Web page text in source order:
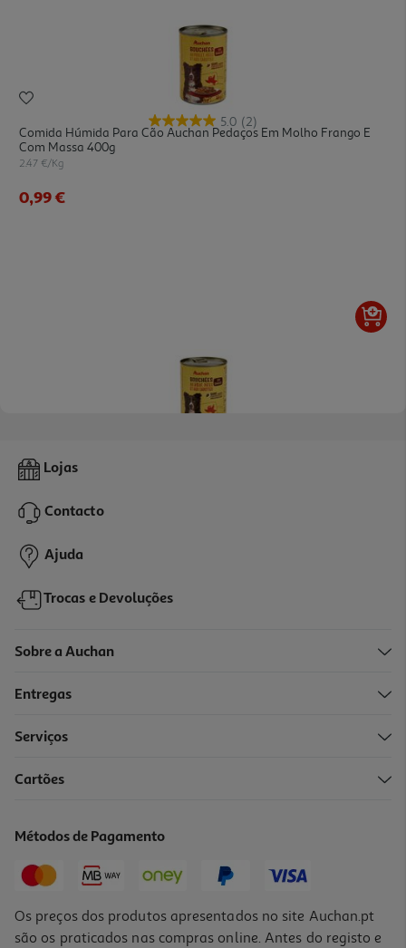
5.0 (2)
Comida Húmida Para Cão Auchan Pedaços Em Molho Frango E
Com Massa 400g
2.47 €/Kg
0,99 €
Comida Húmida Para Cão Auchan Pedaços Em Molho Vaca E
Com Massa 400g
0,99 €
Lojas
Contacto
Ajuda
Trocas e Devoluções
Sobre a Auchan
Entregas
Serviços
Cartões
Métodos de Pagamento
Os preços dos produtos apresentados no site Auchan.pt
são os praticados nas compras online. Antes do registo e